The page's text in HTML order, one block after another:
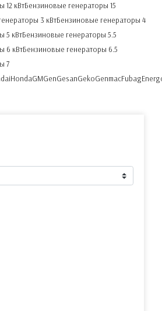
12 кВтБензиновые генераторы 15
3 кВтБензиновые генераторы 4
5 кВтБензиновые генераторы 5.5
6 кВтБензиновые генераторы 6.5
7
HondaGMGenGesanGekoGenmacFubag